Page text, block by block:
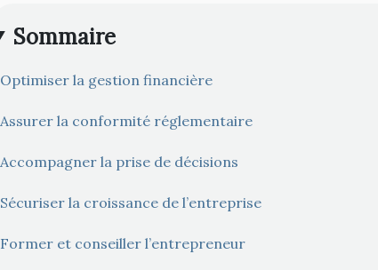
Sommaire
Optimiser la gestion financière
Assurer la conformité réglementaire
Accompagner la prise de décisions
Sécuriser la croissance de l’entreprise
Former et conseiller l’entrepreneur